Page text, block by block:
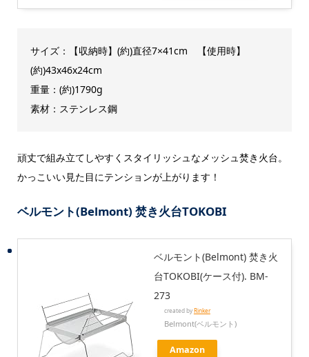
サイズ：【収納時】(約)直径7×41cm 【使用時】
(約)43x46x24cm
重量：(約)1790g
素材：ステンレス鋼
頑丈で組み立てしやすくスタイリッシュなメッシュ焚き火台。
かっこいい見た目にテンションが上がります！
ベルモント(Belmont) 焚き火台TOKOBI
ベルモント(Belmont) 焚き火
台TOKOBI(ケース付). BM-
273
created byRinker
Belmont(ベルモント)
Amazon